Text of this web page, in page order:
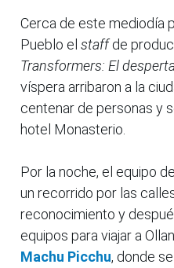
Cerca de este mediodía
Pueblo el staffde
Transformers: El
víspera arribaron a la
centenar de personas y
hotel Monasterio.
Por la noche, el equipo
un recorrido por las
reconocimiento y
equipos para viajar a
Machu Picchu, donde